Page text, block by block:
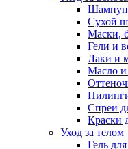
Сухой
Маски,
Гели и
Лаки и
Масло и
Спреи
Краски
Уход за телом
Гель